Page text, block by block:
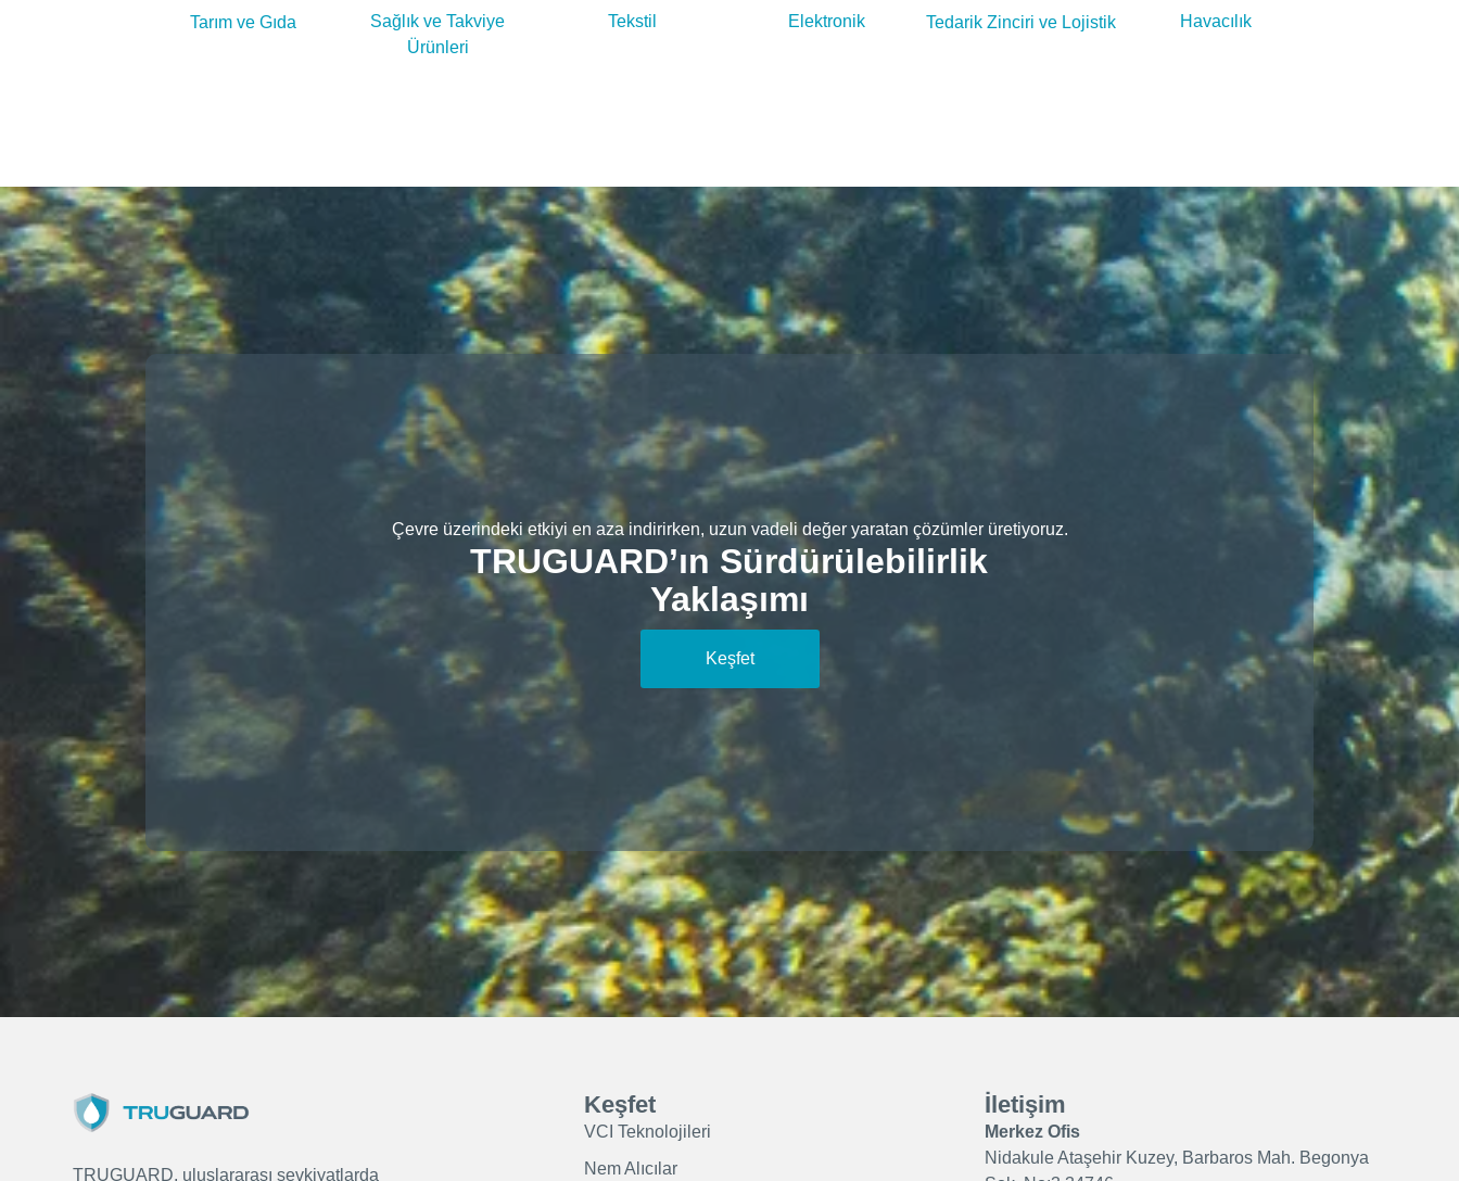
Tarım ve Gıda
Sağlık ve Takviye
Ürünleri
Tekstil Elektronik Tedarik Zinciri ve Lojistik Havacılık
Çevre üzerindeki etkiyi en aza indirirken, uzun vadeli değer yaratan çözümler üretiyoruz.
TRUGUARD’ın Sürdürülebilirlik
Yaklaşımı
Keşfet
TRUGUARD, uluslararası sevkiyatlarda
Keşfet
VCI Teknolojileri
Nem Alıcılar
İletişim
Merkez Ofis
Nidakule Ataşehir Kuzey, Barbaros Mah. Begonya